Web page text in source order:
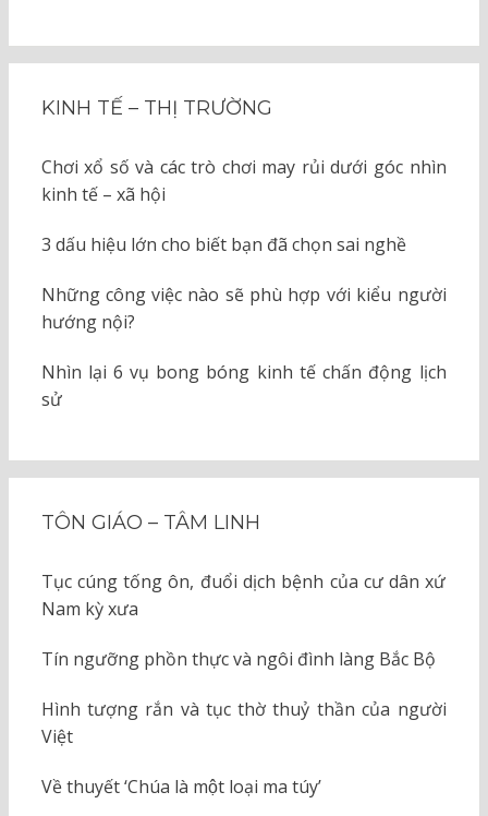
KINH TẾ – THỊ TRƯỜNG
Chơi xổ số và các trò chơi may rủi dưới góc nhìn
kinh tế – xã hội
3 dấu hiệu lớn cho biết bạn đã chọn sai nghề
Những công việc nào sẽ phù hợp với kiểu người
hướng nội?
Nhìn lại 6 vụ bong bóng kinh tế chấn động lịch
sử
TÔN GIÁO – TÂM LINH
Tục cúng tống ôn, đuổi dịch bệnh của cư dân xứ
Nam kỳ xưa
Tín ngưỡng phồn thực và ngôi đình làng Bắc Bộ
Hình tượng rắn và tục thờ thuỷ thần của người
Việt
Về thuyết ‘Chúa là một loại ma túy’